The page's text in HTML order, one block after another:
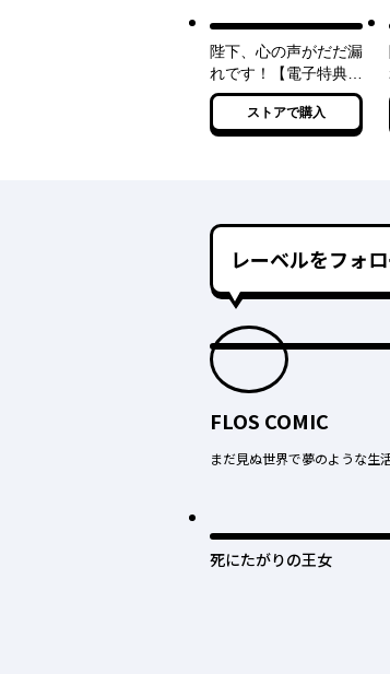
陛下、心の声がだだ漏
れです！【電子特典付
き】
ストアで購入
レーベルをフォ
FLOS COMIC
まだ見ぬ世界で夢のような生
死にたがりの王女